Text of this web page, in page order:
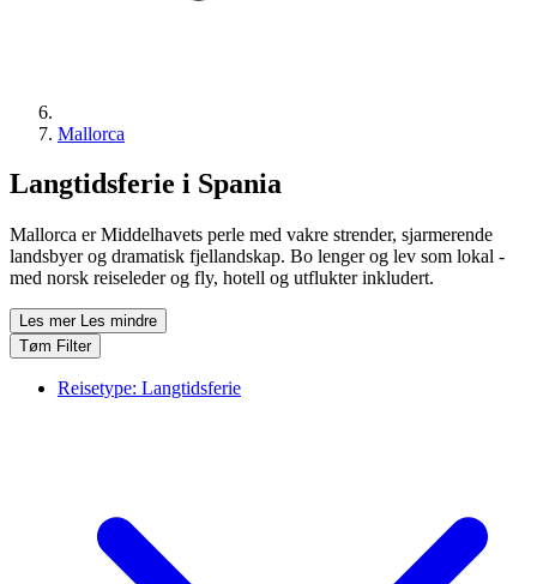
Mallorca
Langtidsferie i Spania
Mallorca er Middelhavets perle med vakre strender, sjarmerende
landsbyer og dramatisk fjellandskap. Bo lenger og lev som lokal -
med norsk reiseleder og fly, hotell og utflukter inkludert.
Les mer Les mindre
Tøm Filter
Reisetype: Langtidsferie